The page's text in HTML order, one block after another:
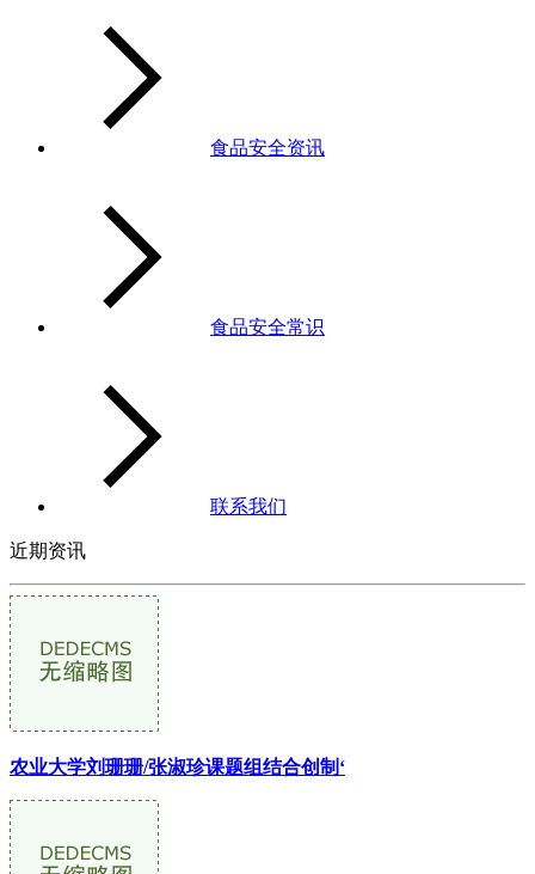
食品安全资讯
食品安全常识
联系我们
近期资讯
农业大学刘珊珊/张淑珍课题组结合创制‘